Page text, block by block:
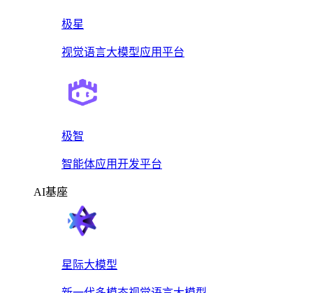
极星
视觉语言大模型应用平台
极智
智能体应用开发平台
AI基座
星际大模型